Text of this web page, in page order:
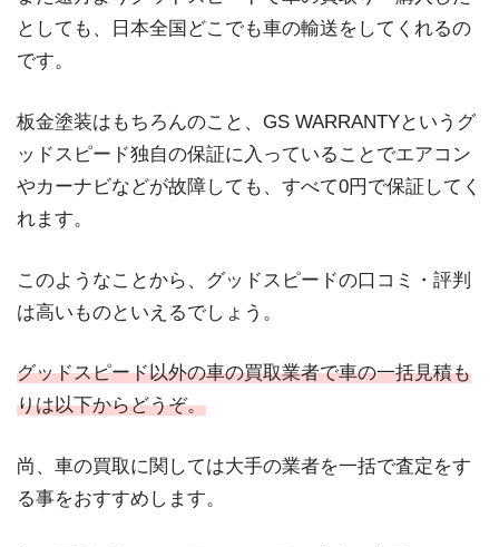
としても、日本全国どこでも車の輸送をしてくれるの
です。
板金塗装はもちろんのこと、GS WARRANTYというグ
ッドスピード独自の保証に入っていることでエアコン
やカーナビなどが故障しても、すべて0円で保証してく
れます。
このようなことから、グッドスピードの口コミ・評判
は高いものといえるでしょう。
グッドスピード以外の車の買取業者で車の一括見積も
りは以下からどうぞ。
尚、車の買取に関しては大手の業者を一括で査定をす
る事をおすすめします。